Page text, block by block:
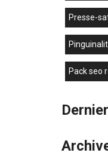
presse-
pack